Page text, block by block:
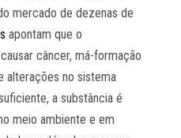
mercado de dezenas de
apontam que o
câncer, má-formação
alterações no sistema
a substância é
meio ambiente e em